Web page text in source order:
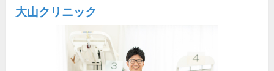
大山クリニック